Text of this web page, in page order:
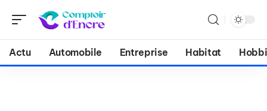
Actu Automobile Entreprise Habitat